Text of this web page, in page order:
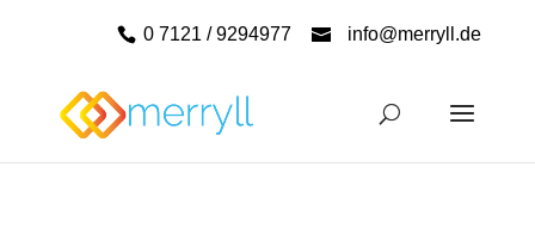
0 7121 / 9294977 info@merryll.de